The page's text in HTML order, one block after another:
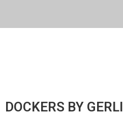
DOCKERS BY GERLI